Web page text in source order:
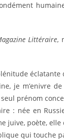
Littéraire,
je m’enivre
seul prénom
: née en
juive, poète, elle
qui touche